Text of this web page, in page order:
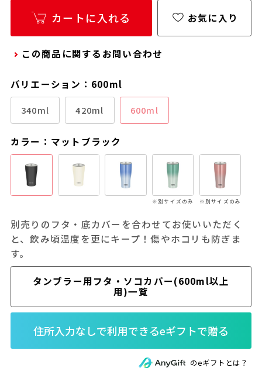
バッグは含まれておりません。手提げ袋やギフト
バッグを希望される場合は、以下よりご購入をお
願いいたします。
店舗紹介ページ
カートに入れる お気に入り
この商品に関するお問い合わせ
バリエーション：600ml
340ml 420ml 600ml
カラー：マットブラック
※別サイズのみ ※別サイズのみ
別売りのフタ・底カバーを合わせてお使いいただく
と、飲み頃温度を更にキープ！傷やホコリも防ぎま
す。
タンブラー用フタ・ソコカバー(600ml以上
用)一覧
のeギフトとは？